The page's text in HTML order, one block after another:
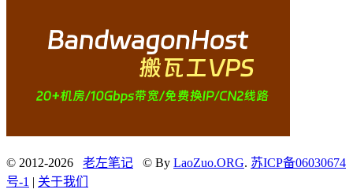
© 2012-2026 老左笔记 © By LaoZuo.ORG. 苏ICP备06030674
号-1 | 关于我们